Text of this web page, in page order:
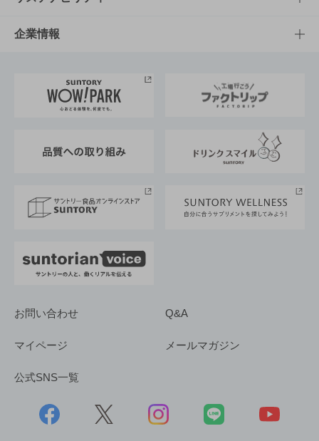
栄養成分一覧
工場見学
地域情報
サントリーホール
サントリーサンバーズ大阪
サステナビリティTOP
サントリーが考えるサステナビリティ経営
企業情報
企業概要
採用情報
お問い合わせ Q&A
マイページ メールマガジン
公式SNS一覧